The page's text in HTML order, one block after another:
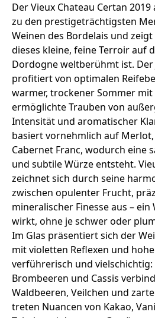
Der Vieux Chateau Certan
zu den prestigeträchtigsten
Weinen des Bordelais und
dieses kleine, feine Terroir auf
Dordogne weltberühmt ist. Der
profitiert von optimalen
warmer, trockener Sommer
ermöglichte Trauben von
Intensität und aromatischer
basiert vornehmlich auf
Cabernet Franc, wodurch eine
und subtile Würze entsteht.
zeichnet sich durch seine
zwischen opulenter Frucht,
mineralischer Finesse aus –
wirkt, ohne je schwer oder
Im Glas präsentiert sich der
mit violetten Reflexen und
verführerisch und
Brombeeren und Cassis
Waldbeeren, Veilchen und
treten Nuancen von Kakao,